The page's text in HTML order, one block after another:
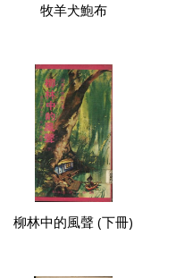
牧羊犬鮑布
柳林中的風聲 (下冊)